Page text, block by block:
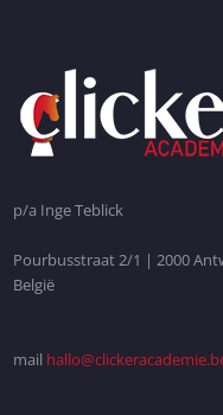
p/a Inge Teblick
Pourbusstraat 2/1 | 2000
België
mail